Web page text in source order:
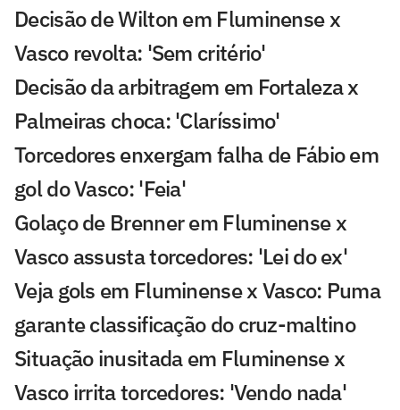
Decisão de Wilton em Fluminense x
Vasco revolta: 'Sem critério'
Decisão da arbitragem em Fortaleza x
Palmeiras choca: 'Claríssimo'
Torcedores enxergam falha de Fábio em
gol do Vasco: 'Feia'
Golaço de Brenner em Fluminense x
Vasco assusta torcedores: 'Lei do ex'
Veja gols em Fluminense x Vasco: Puma
garante classificação do cruz-maltino
Situação inusitada em Fluminense x
Vasco irrita torcedores: 'Vendo nada'